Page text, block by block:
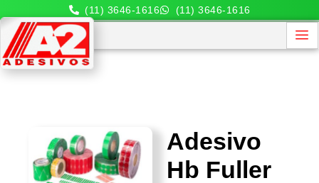
(11) 3646-1616 (11) 3646-1616
Adesivo
Hb Fuller